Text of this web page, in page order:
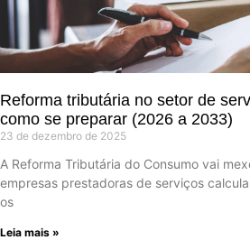
Reforma tributária no setor de
como se preparar (2026 a 2033)
23 de dezembro de 2025
A Reforma Tributária do Consumo vai
empresas prestadoras de serviços
os
Leia mais »